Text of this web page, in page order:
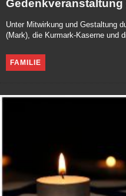
Unter Mitwirkung und Gestaltung
(Mark), die Kurmark-Kaserne und
FAMILIE